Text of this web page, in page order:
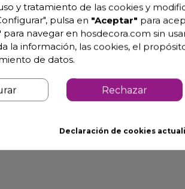
y tratamiento de las cookies y
pulsa en "Aceptar" para
para navegar en hosdecora.com sin
la información, las cookies, el
de datos.
Rechazar
Declaración de cookies